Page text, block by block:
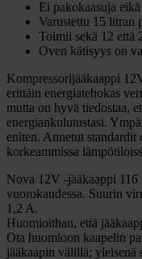
Ei pakokaasuja eikä
Varustettu 15 litran
Toimii sekä 12 että
Oven kätisyys on
Kompressorijääkaappi
erittäin energiatehokas
mutta on hyvä tiedostaa,
energiankulutustasi.
eniten. Annetut standardit
korkeammissa
Nova 12V -jääkaappi
vuorokaudessa. Suurin
1,2 A.
Huomioithan, että
Ota huomioon kaapelin
jääkaapin välillä; yleisenä